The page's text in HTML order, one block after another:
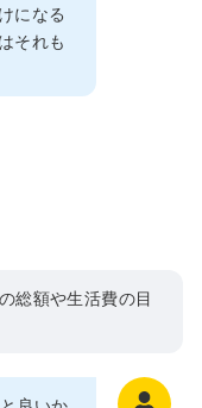
になる
それも
総額や生活費の目